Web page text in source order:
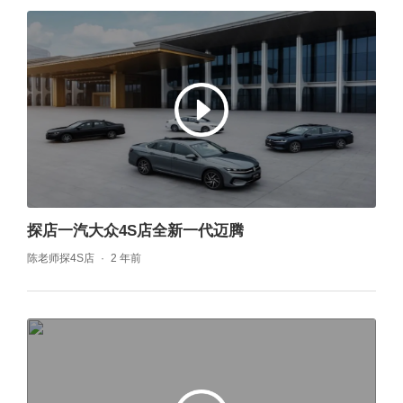
探店一汽大众4S店全新一代迈腾
陈老师探4S店 2 年前